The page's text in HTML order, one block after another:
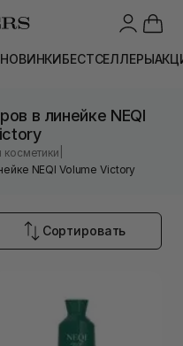
НОВИНКИБЕСТСЕЛЛЕРЫ
в линейке NEQI
косметики
NEQI Volume Victory
Сортировать